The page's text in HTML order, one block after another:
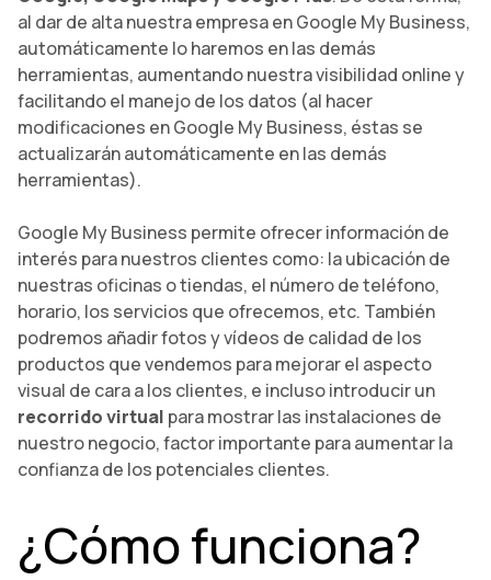
al dar de alta nuestra empresa en Google My Business,
automáticamente lo haremos en las demás
herramientas, aumentando nuestra visibilidad online y
facilitando el manejo de los datos (al hacer
modificaciones en Google My Business, éstas se
actualizarán automáticamente en las demás
herramientas).
Google My Business permite ofrecer información de
interés para nuestros clientes como: la ubicación de
nuestras oficinas o tiendas, el número de teléfono,
horario, los servicios que ofrecemos, etc. También
podremos añadir fotos y vídeos de calidad de los
productos que vendemos para mejorar el aspecto
visual de cara a los clientes, e incluso introducir un
recorrido virtual para mostrar las instalaciones de
nuestro negocio, factor importante para aumentar la
confianza de los potenciales clientes.
¿Cómo funciona?